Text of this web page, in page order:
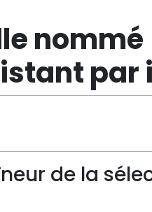
nommé
par
de la